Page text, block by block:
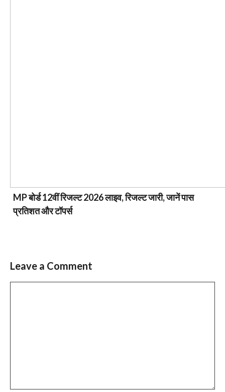
MP बोर्ड 12वीं रिजल्ट 2026 लाइव, रिजल्ट जारी, जानें पास
प्रतिशत और टॉपर्स
Leave a Comment